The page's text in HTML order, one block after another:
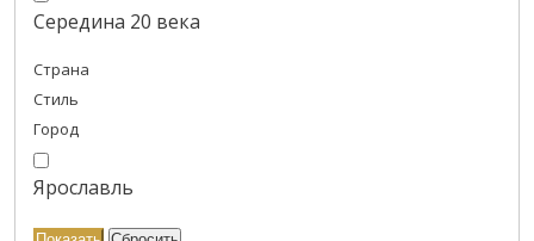
Середина 20 века
Страна
Стиль
Город
Ярославль